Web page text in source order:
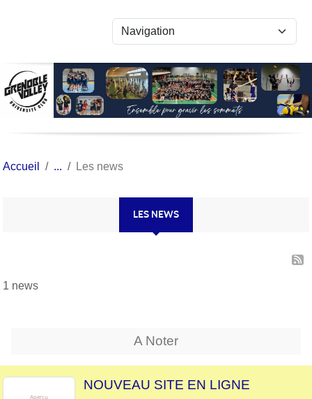
Accueil Les news
LES NEWS
1 news
A Noter
NOUVEAU SITE EN LIGNE